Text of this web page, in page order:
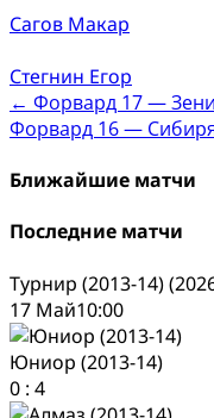
Сагов Макар
Стегнин Егор
Post
navigation
← Форвард 17 —
Форвард 16 —
Ближайшие матчи
Последние матчи
Турнир (2013-14)
17 Май10:00
Юниор (2013-14)
0 : 4